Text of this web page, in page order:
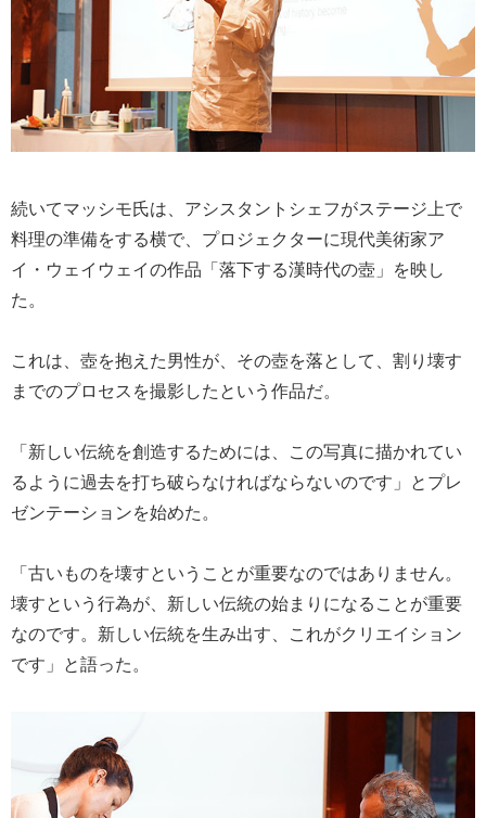
続いてマッシモ氏は、アシスタントシェフがステージ上で
料理の準備をする横で、プロジェクターに現代美術家ア
イ・ウェイウェイの作品「落下する漢時代の壺」を映し
た。
これは、壺を抱えた男性が、その壺を落として、割り壊す
までのプロセスを撮影したという作品だ。
「新しい伝統を創造するためには、この写真に描かれてい
るように過去を打ち破らなければならないのです」とプレ
ゼンテーションを始めた。
「古いものを壊すということが重要なのではありません。
壊すという行為が、新しい伝統の始まりになることが重要
なのです。新しい伝統を生み出す、これがクリエイション
です」と語った。